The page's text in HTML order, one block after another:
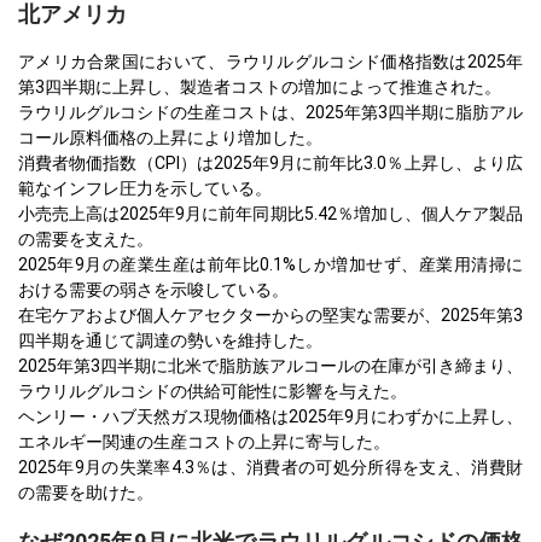
北アメリカ
アメリカ合衆国において、ラウリルグルコシド価格指数は2025年
第3四半期に上昇し、製造者コストの増加によって推進された。
ラウリルグルコシドの生産コストは、2025年第3四半期に脂肪アル
コール原料価格の上昇により増加した。
消費者物価指数（CPI）は2025年9月に前年比3.0％上昇し、より広
範なインフレ圧力を示している。
小売売上高は2025年9月に前年同期比5.42％増加し、個人ケア製品
の需要を支えた。
2025年9月の産業生産は前年比0.1%しか増加せず、産業用清掃に
おける需要の弱さを示唆している。
在宅ケアおよび個人ケアセクターからの堅実な需要が、2025年第3
四半期を通じて調達の勢いを維持した。
2025年第3四半期に北米で脂肪族アルコールの在庫が引き締まり、
ラウリルグルコシドの供給可能性に影響を与えた。
ヘンリー・ハブ天然ガス現物価格は2025年9月にわずかに上昇し、
エネルギー関連の生産コストの上昇に寄与した。
2025年9月の失業率4.3％は、消費者の可処分所得を支え、消費財
の需要を助けた。